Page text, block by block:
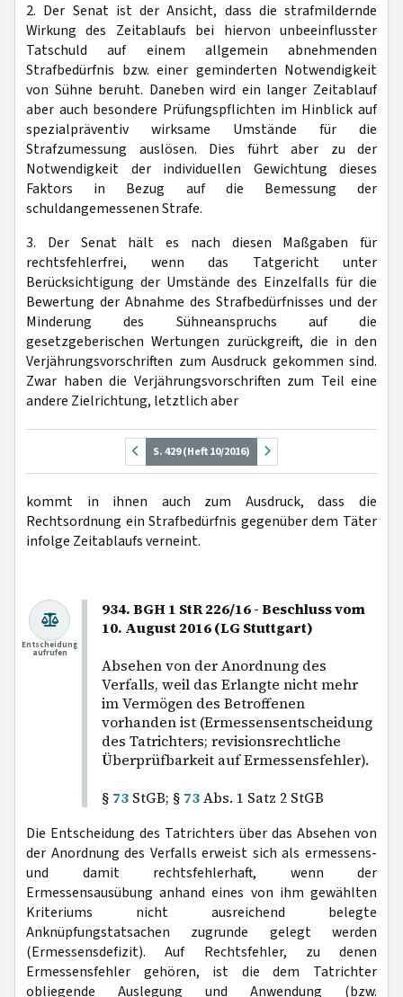
2. Der Senat ist der Ansicht, dass die strafmildernde
Wirkung des Zeitablaufs bei hiervon unbeeinflusster
Tatschuld auf einem allgemein abnehmenden
Strafbedürfnis bzw. einer geminderten Notwendigkeit
von Sühne beruht. Daneben wird ein langer Zeitablauf
aber auch besondere Prüfungspflichten im Hinblick auf
spezialpräventiv wirksame Umstände für die
Strafzumessung auslösen. Dies führt aber zu der
Notwendigkeit der individuellen Gewichtung dieses
Faktors in Bezug auf die Bemessung der
schuldangemessenen Strafe.
3. Der Senat hält es nach diesen Maßgaben für
rechtsfehlerfrei, wenn das Tatgericht unter
Berücksichtigung der Umstände des Einzelfalls für die
Bewertung der Abnahme des Strafbedürfnisses und der
Minderung des Sühneanspruchs auf die
gesetzgeberischen Wertungen zurückgreift, die in den
Verjährungsvorschriften zum Ausdruck gekommen sind.
Zwar haben die Verjährungsvorschriften zum Teil eine
andere Zielrichtung, letztlich aber
S. 429 (Heft 10/2016)
kommt in ihnen auch zum Ausdruck, dass die
Rechtsordnung ein Strafbedürfnis gegenüber dem Täter
infolge Zeitablaufs verneint.
934. BGH 1 StR 226/16 - Beschluss vom
10. August 2016 (LG Stuttgart)
Absehen von der Anordnung des
Verfalls, weil das Erlangte nicht mehr
im Vermögen des Betroffenen
vorhanden ist (Ermessensentscheidung
des Tatrichters; revisionsrechtliche
Überprüfbarkeit auf Ermessensfehler).
§ 73 StGB; § 73Abs. 1 Satz 2 StGB
Entscheidung
aufrufen
Die Entscheidung des Tatrichters über das Absehen von
der Anordnung des Verfalls erweist sich als ermessens-
und damit rechtsfehlerhaft, wenn der
Ermessensausübung anhand eines von ihm gewählten
Kriteriums nicht ausreichend belegte
Anknüpfungstatsachen zugrunde gelegt werden
(Ermessensdefizit). Auf Rechtsfehler, zu denen
Ermessensfehler gehören, ist die dem Tatrichter
obliegende Auslegung und Anwendung (bzw.